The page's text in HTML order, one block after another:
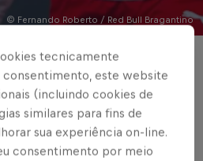
© Fernando Roberto / Red Bull Bragantino
o Fortaleza-CE por 2 a
06.05.2026 · 01:21 UTC
tecnicamente
consentimento, este website
(incluindo cookies de
similares para fins de
sua experiência on-line.
consentimento por meio